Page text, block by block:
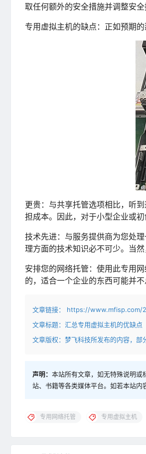
取任何额外的安全措施并调整安
专用虚拟主机的缺点：正如预期
更贵：与共享托管选项相比，听
担成本。因此，对于小型企业或
技术先进：与服务提供商为您处
理方面的技术知识必不可少。当
安排您的网络托管：使用此专用
的，适合一个企业的东西可能并
文章链接：
https://www.mfisp.com/
文章标题： 汇总专用虚拟主机的优缺点
文章版权：梦飞科技所发布的内容，部
声明： 本站所有文章，如无特殊说明或
站、书籍等各类媒体平台。如若本站内
专用网络托管 专用虚拟主机